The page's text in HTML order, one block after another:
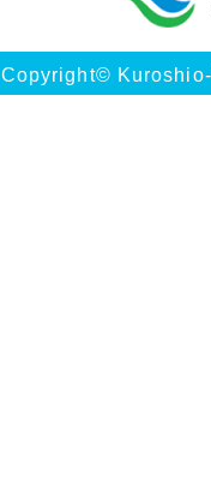
Copyright©